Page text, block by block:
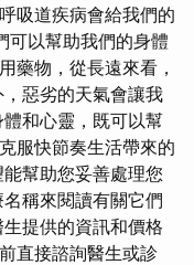
吸道疾病會給我們的
可以幫助我們的身體
藥物，從長遠來看，
惡劣的天氣會讓我
和心靈，既可以幫
服快節奏生活帶來的
幫助您妥善處理您
稱來閱讀有關它們
提供的資訊和價格
直接諮詢醫生或診